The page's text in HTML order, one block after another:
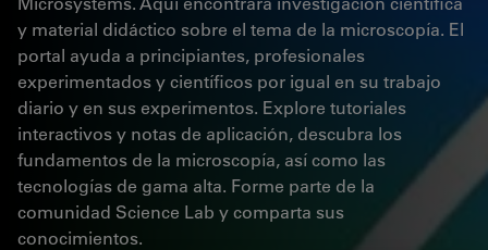
y material didáctico sobre el tema de la microscopía. El
portal ayuda a principiantes, profesionales
experimentados y científicos por igual en su trabajo
diario y en sus experimentos. Explore tutoriales
interactivos y notas de aplicación, descubra los
fundamentos de la microscopía, así como las
tecnologías de gama alta. Forme parte de la
comunidad Science Lab y comparta sus
conocimientos.